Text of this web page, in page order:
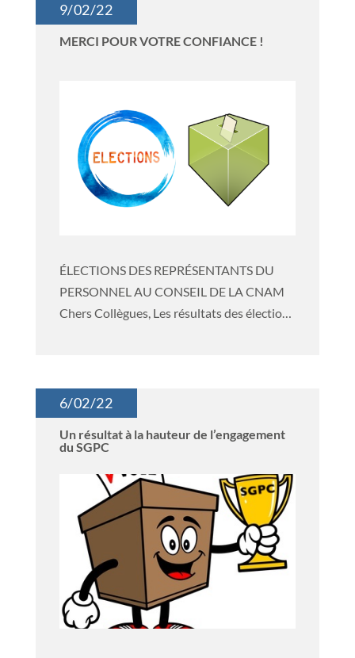
MERCI POUR VOTRE CONFIANCE !
9/02/22
ÉLECTIONS DES REPRÉSENTANTS DU
PERSONNEL AU CONSEIL DE LA CNAM
Chers Collègues, Les résultats des élections
Un résultat à la hauteur de l’engagement
du SGPC
6/02/22